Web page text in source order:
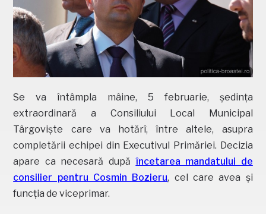
Se va întâmpla mâine, 5 februarie, ședința
extraordinară a Consiliului Local Municipal
Târgoviște care va hotărî, între altele, asupra
completării echipei din Executivul Primăriei. Decizia
apare ca necesară dupăîncetarea mandatului de
consilier pentru Cosmin Bozieru, cel care avea și
funcția de viceprimar.